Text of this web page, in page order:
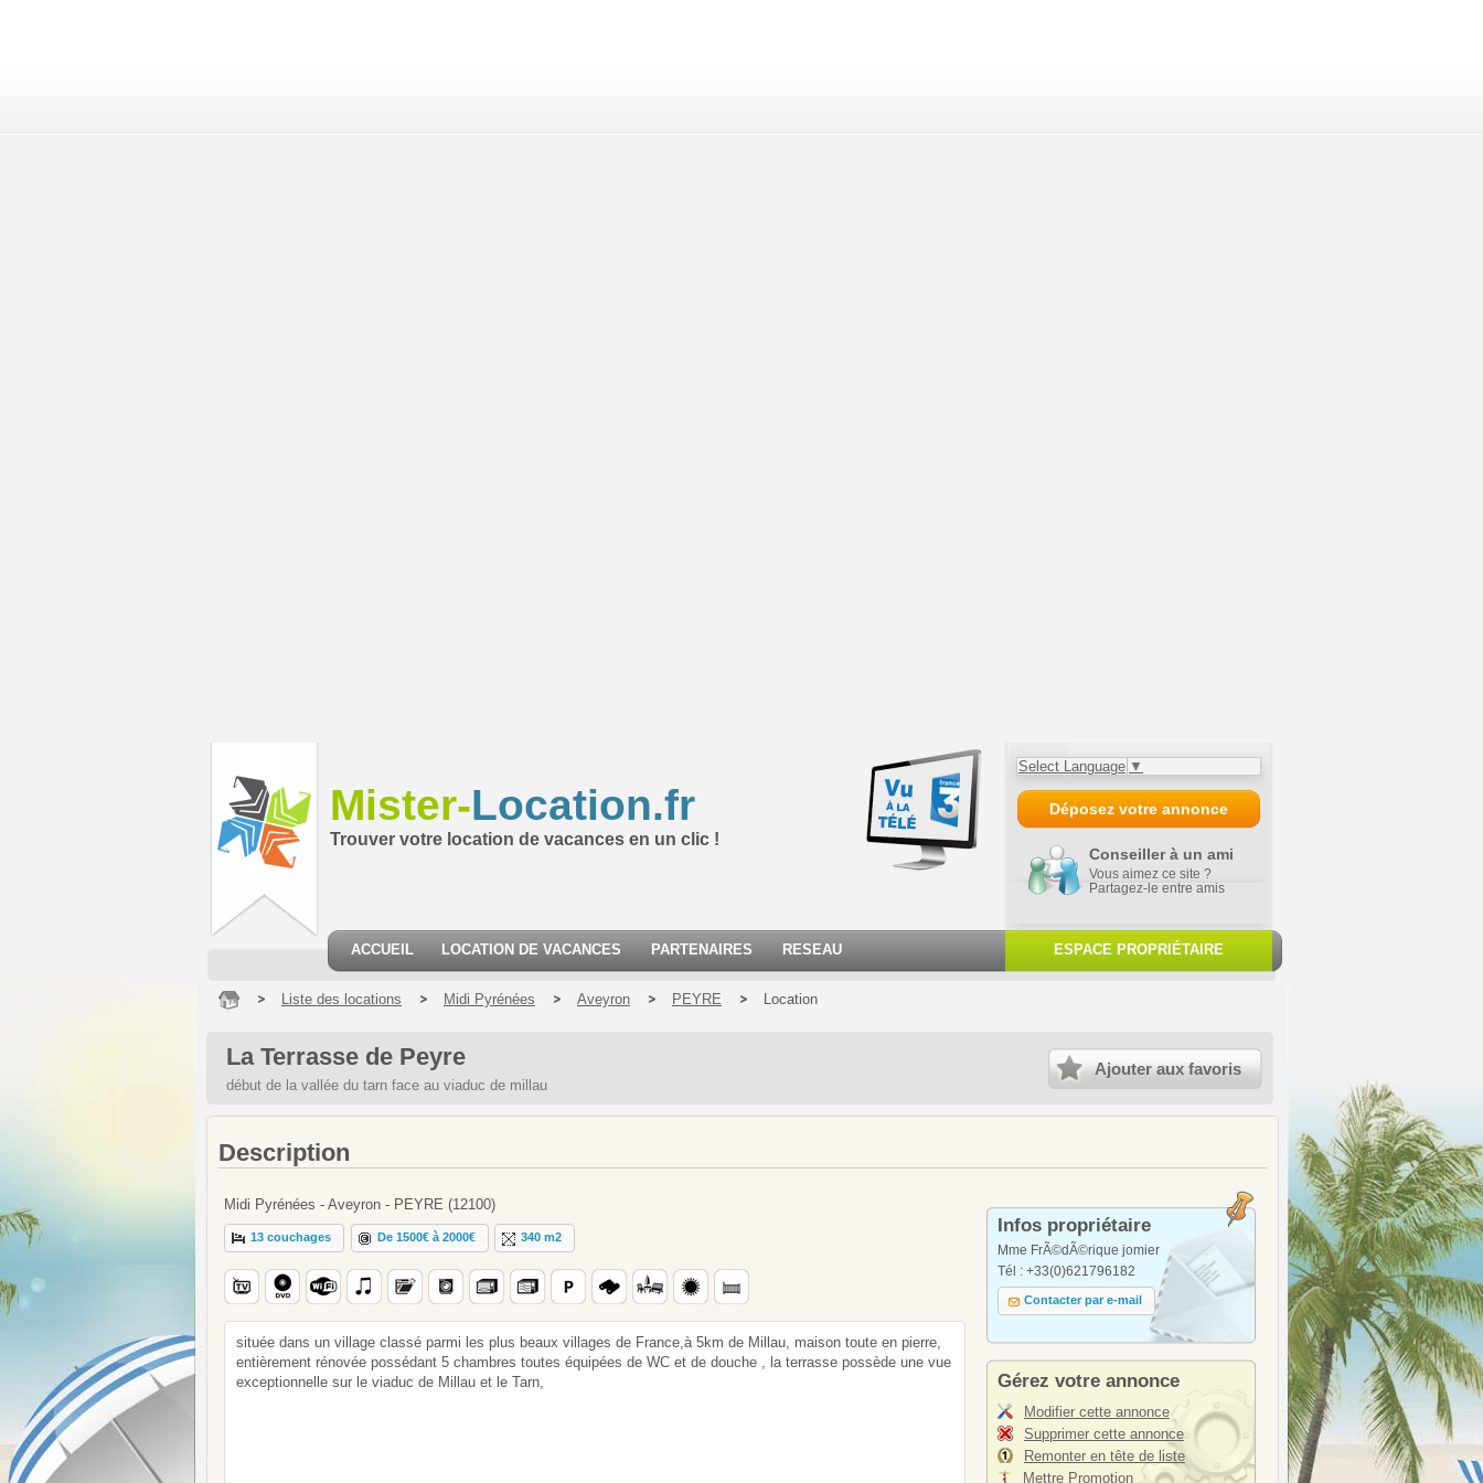
Mister-Location.fr
Trouver votre location de vacances en un clic !
Select Language ▼
Déposez votre annonce
Conseiller à un ami
Vous aimez ce site ?
Partagez-le entre amis
ACCUEIL LOCATION DE VACANCES PARTENAIRES RESEAU ESPACE PROPRIÉTAIRE
Liste des locations Midi Pyrénées Aveyron PEYRE Location
La Terrasse de Peyre
début de la vallée du tarn face au viaduc de millau
Ajouter aux favoris
Description
Midi Pyrénées - Aveyron - PEYRE (12100)
13 couchages De 1500€ à 2000€ 340 m2
située dans un village classé parmi les plus beaux villages de France,à 5km de Millau, maison toute en pierre,
entièrement rénovée possédant 5 chambres toutes équipées de WC et de douche , la terrasse possède une vue
exceptionnelle sur le viaduc de Millau et le Tarn,
Infos propriétaire
Mme FrÃ©dÃ©rique jomier
Tél : +33(0)621796182
Contacter par e-mail
Gérez votre annonce
Modifier cette annonce
Supprimer cette annonce
Remonter en tête de liste
Mettre Promotion